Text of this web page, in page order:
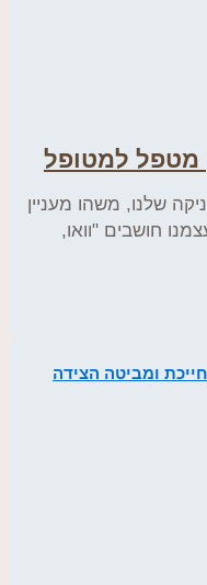
מטפל למטופל
שלנו, משהו מעניין
חושבים "וואו,